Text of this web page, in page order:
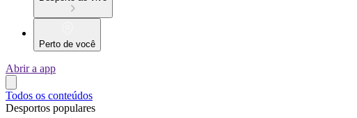
Perto de você
Abrir a app
Todos os conteúdos
Desportos populares